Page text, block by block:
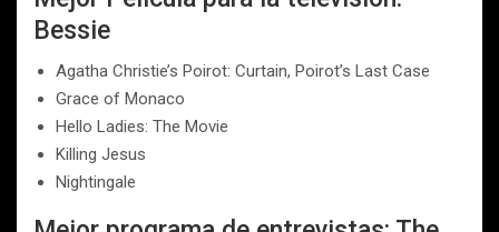
Bessie
Agatha Christie’s Poirot: Curtain, Poirot’s Last Case
Grace of Monaco
Hello Ladies: The Movie
Killing Jesus
Nightingale